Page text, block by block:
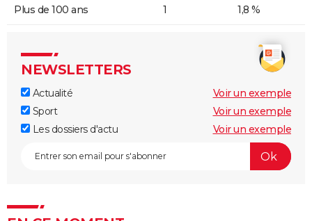
Plus de 100 ans 1 1,8 %
NEWSLETTERS
Actualité
Voir un exemple
Sport
Voir un exemple
Les dossiers d'actu
Voir un exemple